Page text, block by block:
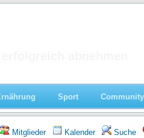
Sport Community
Mitglieder Kalender Suche